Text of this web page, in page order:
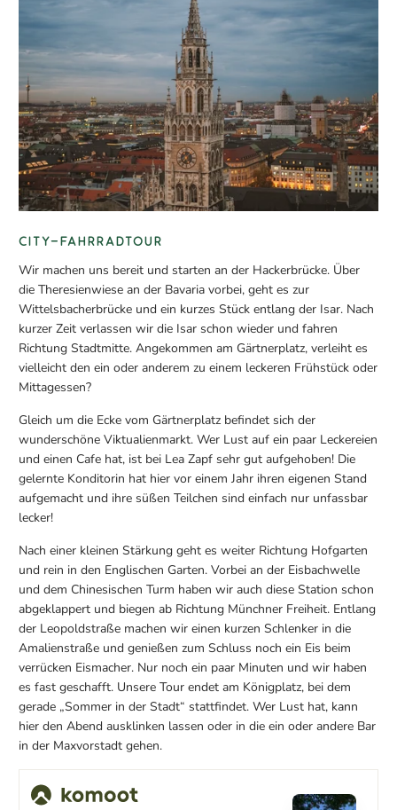
CITY-FAHRRADTOUR
Wir machen uns bereit und starten an der Hackerbrücke. Über
die Theresienwiese an der Bavaria vorbei, geht es zur
Wittelsbacherbrücke und ein kurzes Stück entlang der Isar. Nach
kurzer Zeit verlassen wir die Isar schon wieder und fahren
Richtung Stadtmitte. Angekommen am Gärtnerplatz, verleiht es
vielleicht den ein oder anderem zu einem leckeren Frühstück oder
Mittagessen?
Gleich um die Ecke vom Gärtnerplatz befindet sich der
wunderschöne Viktualienmarkt. Wer Lust auf ein paar Leckereien
und einen Cafe hat, ist bei Lea Zapf sehr gut aufgehoben! Die
gelernte Konditorin hat hier vor einem Jahr ihren eigenen Stand
aufgemacht und ihre süßen Teilchen sind einfach nur unfassbar
lecker!
Nach einer kleinen Stärkung geht es weiter Richtung Hofgarten
und rein in den Englischen Garten. Vorbei an der Eisbachwelle
und dem Chinesischen Turm haben wir auch diese Station schon
abgeklappert und biegen ab Richtung Münchner Freiheit. Entlang
der Leopoldstraße machen wir einen kurzen Schlenker in die
Amalienstraße und genießen zum Schluss noch ein Eis beim
verrücken Eismacher. Nur noch ein paar Minuten und wir haben
es fast geschafft. Unsere Tour endet am Königplatz, bei dem
gerade „Sommer in der Stadt“ stattfindet. Wer Lust hat, kann
hier den Abend ausklinken lassen oder in die ein oder andere Bar
in der Maxvorstadt gehen.